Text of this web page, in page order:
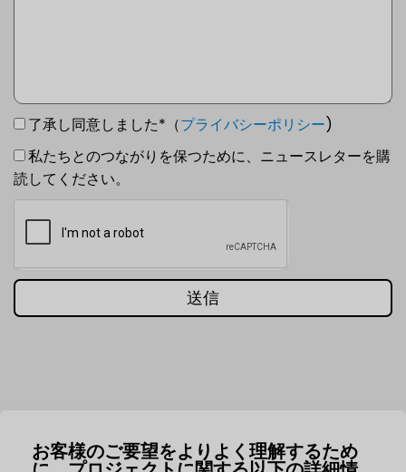
了承し同意しました*（プライバシーポリシー)
私たちとのつながりを保つために、ニュースレターを購
読してください。
送信
お客様のご要望をよりよく理解するため